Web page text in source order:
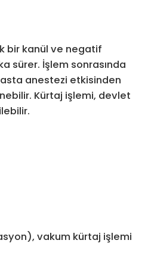
bir kanül ve negatif
sürer. İşlem sonrasında
anestezi etkisinden
Kürtaj işlemi, devlet
vakum kürtaj işlemi